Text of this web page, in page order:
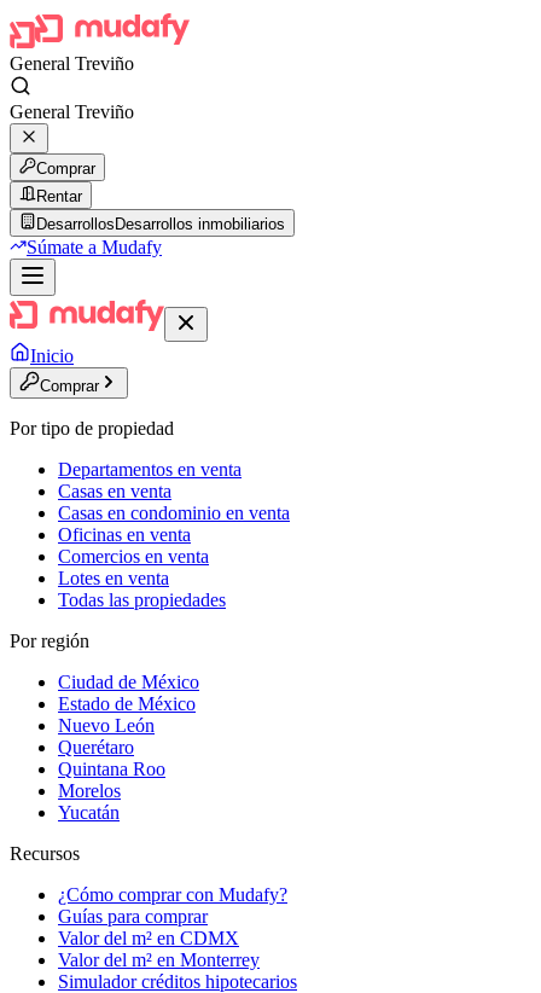
General Treviño
General Treviño
Comprar
Rentar
Desarrollos Desarrollos inmobiliarios
Súmate a Mudafy
Inicio
Comprar
Por tipo de propiedad
Departamentos en venta
Casas en venta
Casas en condominio en venta
Oficinas en venta
Comercios en venta
Lotes en venta
Todas las propiedades
Por región
Ciudad de México
Estado de México
Nuevo León
Querétaro
Quintana Roo
Morelos
Yucatán
Recursos
¿Cómo comprar con Mudafy?
Guías para comprar
Valor del m² en CDMX
Valor del m² en Monterrey
Simulador créditos hipotecarios